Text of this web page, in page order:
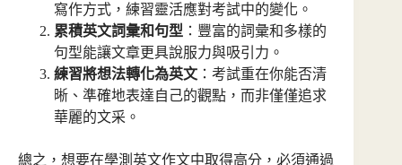
寫作方式，練習靈活應對考試中的變化。
累積英文詞彙和句型 ：豐富的詞彙和多樣的
句型能讓文章更具說服力與吸引力。
練習將想法轉化為英文 ：考試重在你能否清
晰、準確地表達自己的觀點，而非僅僅追求
華麗的文采。
總之，想要在學測英文作文中取得高分，必須通過